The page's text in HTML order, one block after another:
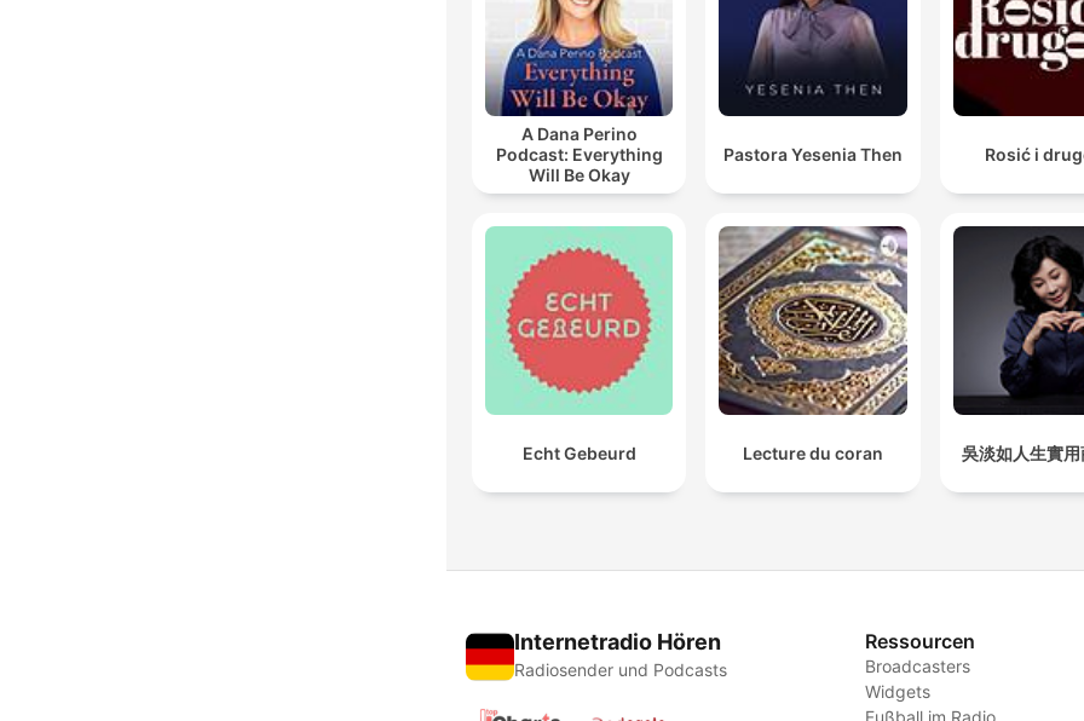
A Dana Perino
Podcast: Everything
Will Be Okay
Pastora Yesenia Then Rosić i
Echt Gebeurd Lecture du coran 吳淡如人生實
Internetradio Hören
Radiosender und Podcasts
Ressourcen
Broadcasters
Widgets
Fußball im Radio